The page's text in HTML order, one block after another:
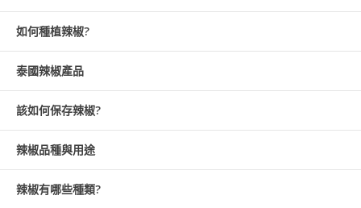
如何種植辣椒?
泰國辣椒產品
該如何保存辣椒?
辣椒品種與用途
辣椒有哪些種類?